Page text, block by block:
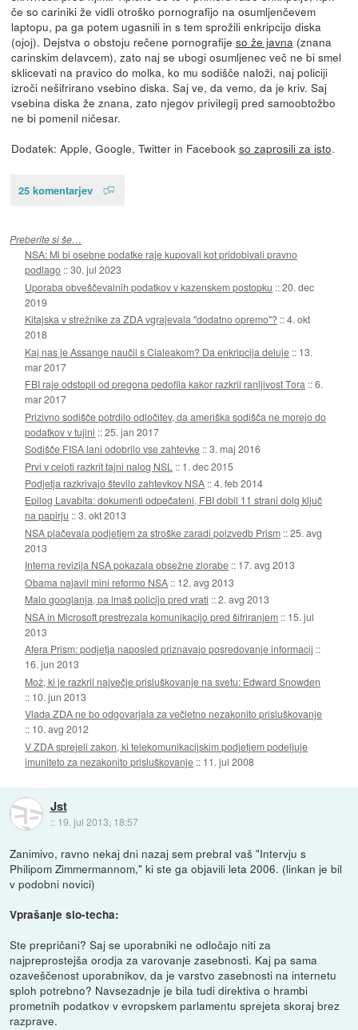
če so cariniki že vidli otroško pornografijo na osumljenčevem
laptopu, pa ga potem ugasnili in s tem sprožili enkripcijo diska
(ojoj). Dejstva o obstoju rečene pornografije so že javna (znana
carinskim delavcem), zato naj se ubogi osumljenec več ne bi smel
sklicevati na pravico do molka, ko mu sodišče naloži, naj policiji
izroči nešifrirano vsebino diska. Saj ve, da vemo, da je kriv. Saj
vsebina diska že znana, zato njegov privilegij pred samoobtožbo
ne bi pomenil ničesar.
Dodatek: Apple, Google, Twitter in Facebook so zaprosili za isto.
25 komentarjev
Preberite si še…
NSA: Mi bi osebne podatke raje kupovali kot pridobivali pravno
podlago ::30. jul 2023
Uporaba obveščevalnih podatkov v kazenskem postopku ::20. dec
2019
Kitajska v strežnike za ZDA vgrajevala "dodatno opremo"? ::4. okt
2018
Kaj nas je Assange naučil s Cialeakom? Da enkripcija deluje :: 13.
mar 2017
FBI raje odstopil od pregona pedofila kakor razkril ranljivost Tora ::6.
mar 2017
Prizivno sodišče potrdilo odločitev, da ameriška sodišča ne morejo do
podatkov v tujini ::25. jan 2017
Sodišče FISA lani odobrilo vse zahtevke ::3. maj 2016
Prvi v celoti razkrit tajni nalog NSL :: 1. dec 2015
Podjetja razkrivajo število zahtevkov NSA ::4. feb 2014
Epilog Lavabita: dokumenti odpečateni, FBI dobil 11 strani dolg ključ
na papirju ::3. okt 2013
NSA plačevala podjetjem za stroške zaradi poizvedb Prism ::25. avg
2013
Interna revizija NSA pokazala obsežne zlorabe :: 17. avg 2013
Obama najavil mini reformo NSA :: 12. avg 2013
Malo googlanja, pa imaš policijo pred vrati ::2. avg 2013
NSA in Microsoft prestrezala komunikacijo pred šifriranjem :: 15. jul
2013
Afera Prism: podjetja naposled priznavajo posredovanje informacij ::
16. jun 2013
Mož, ki je razkril največje prisluškovanje na svetu: Edward Snowden
:: 10. jun 2013
Vlada ZDA ne bo odgovarjala za večletno nezakonito prisluškovanje
:: 10. avg 2012
V ZDA sprejeli zakon, ki telekomunikacijskim podjetjem podeljuje
imuniteto za nezakonito prisluškovanje :: 11. jul 2008
Jst
:: 19. jul 2013, 18:57
Zanimivo, ravno nekaj dni nazaj sem prebral vaš "Intervju s
Philipom Zimmermannom," ki ste ga objavili leta 2006. (linkan je bil
v podobni novici)
Vprašanje slo-techa:
Ste prepričani? Saj se uporabniki ne odločajo niti za
najpreprostejša orodja za varovanje zasebnosti. Kaj pa sama
ozaveščenost uporabnikov, da je varstvo zasebnosti na internetu
sploh potrebno? Navsezadnje je bila tudi direktiva o hrambi
prometnih podatkov v evropskem parlamentu sprejeta skoraj brez
razprave.